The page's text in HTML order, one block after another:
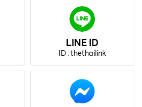
LINE ID
ID : thethailink